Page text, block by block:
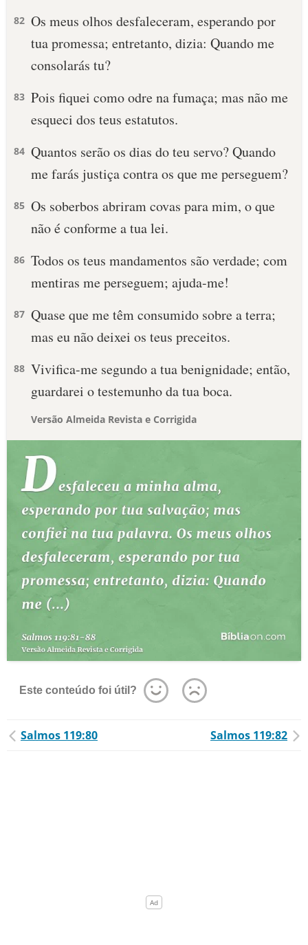
82 Os meus olhos desfaleceram, esperando por
tua promessa; entretanto, dizia: Quando me
consolarás tu?
83 Pois fiquei como odre na fumaça; mas não me
esqueci dos teus estatutos.
84 Quantos serão os dias do teu servo? Quando
me farás justiça contra os que me perseguem?
85 Os soberbos abriram covas para mim, o que
não é conforme a tua lei.
86 Todos os teus mandamentos são verdade; com
mentiras me perseguem; ajuda-me!
87 Quase que me têm consumido sobre a terra;
mas eu não deixei os teus preceitos.
88 Vivifica-me segundo a tua benignidade; então,
guardarei o testemunho da tua boca.
Versão Almeida Revista e Corrigida
Este conteúdo foi útil?
Salmos 119:80 Salmos 119:82